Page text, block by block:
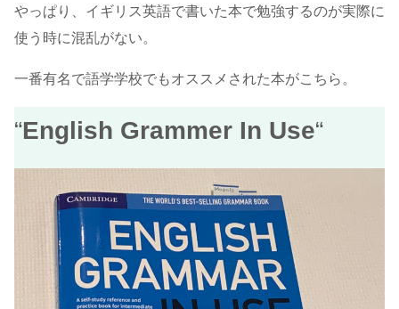
やっぱり、イギリス英語で書いた本で勉強するのが実際に
使う時に混乱がない。
一番有名で語学学校でもオススメされた本がこちら。
“English Grammer In Use“